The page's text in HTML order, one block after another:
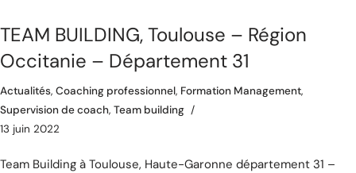
TEAM BUILDING, Toulouse – Région
Occitanie – Département 31
Actualités, Coaching professionnel, Formation Management,
Supervision de coach, Team building
13 juin 2022
Team Building à Toulouse, Haute-Garonne département 31 –